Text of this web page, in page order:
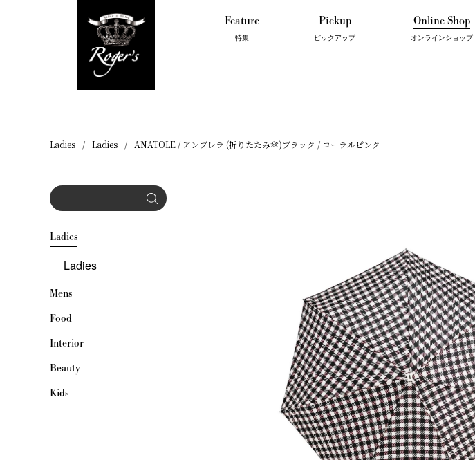
Feature
特集
Pickup
ピックアップ
Online Shop
オンラインショップ
Ladies Ladies ANATOLE / アンブレラ (折りたたみ傘)ブラック / コーラルピンク
Ladies
Ladies
Mens
Food
Interior
Beauty
Kids